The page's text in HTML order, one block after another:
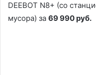
DEEBOT N8+ (со
мусора) за 69 990 руб.